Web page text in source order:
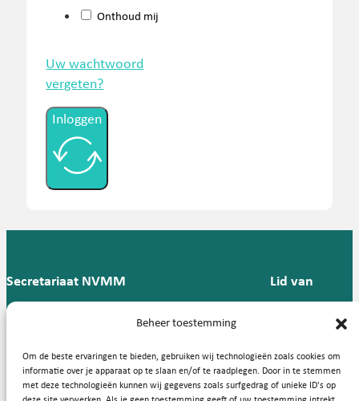
Beheer toestemming
Om de beste ervaringen te bieden, gebruiken wij technologieën zoals cookies om
informatie over je apparaat op te slaan en/of te raadplegen. Door in te stemmen
met deze technologieën kunnen wij gegevens zoals surfgedrag of unieke ID's op
Onthoud mij
Uw wachtwoord
vergeten?
Inloggen
Secretariaat NVMM
Groningen
T: 088 -
57
Lid van